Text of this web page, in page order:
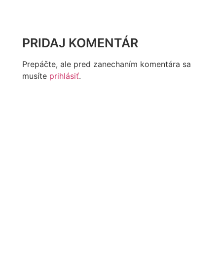
PRIDAJ KOMENTÁR
Prepáčte, ale pred zanechaním komentára sa
musíte prihlásiť.